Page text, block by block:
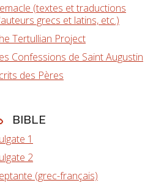
(textes et traductions
grecs et latins, etc.)
Tertullian Project
Confessions de Saint Augustin
des Pères
BIBLE
1
2
(grec-français)